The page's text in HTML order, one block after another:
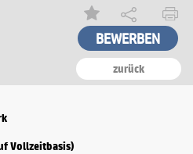
zurück
Vollzeitbasis)